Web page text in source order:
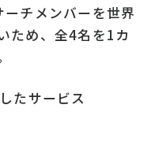
チメンバーを世界
ため、全4名を1カ
たサービス